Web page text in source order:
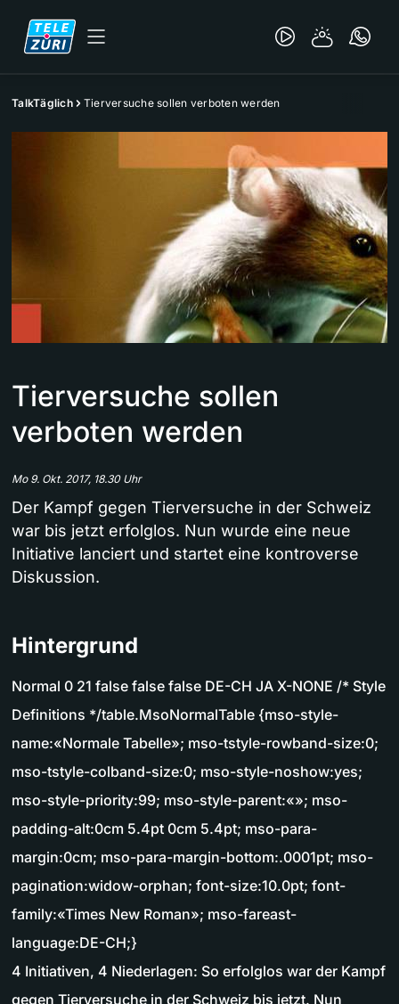
TalkTäglich Tierversuche sollen verboten werden
Tierversuche sollen
verboten werden
Mo 9. Okt. 2017, 18.30 Uhr
Der Kampf gegen Tierversuche in der Schweiz
war bis jetzt erfolglos. Nun wurde eine neue
Initiative lanciert und startet eine kontroverse
Diskussion.
Hintergrund
Normal 0 21 false false false DE-CH JA X-NONE /* Style
Definitions */table.MsoNormalTable {mso-style-
name:«Normale Tabelle»; mso-tstyle-rowband-size:0;
mso-tstyle-colband-size:0; mso-style-noshow:yes;
mso-style-priority:99; mso-style-parent:«»; mso-
padding-alt:0cm 5.4pt 0cm 5.4pt; mso-para-
margin:0cm; mso-para-margin-bottom:.0001pt; mso-
pagination:widow-orphan; font-size:10.0pt; font-
family:«Times New Roman»; mso-fareast-
language:DE-CH;}
4 Initiativen, 4 Niederlagen: So erfolglos war der Kampf
gegen Tierversuche in der Schweiz bis jetzt. Nun